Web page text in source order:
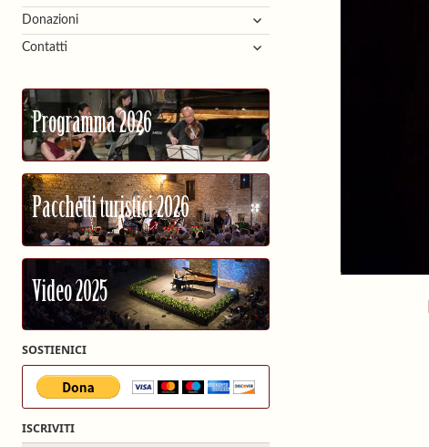
Donazioni
apri
i
Contatti
apri
child
Programma 2026
Pacchetti turistici 2026
Video 2025
SOSTIENICI
ISCRIVITI